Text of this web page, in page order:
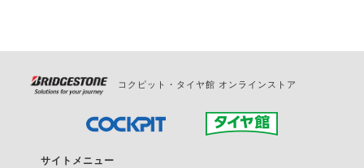
コクピット・タイヤ館 オンラインストア
サイトメニュー